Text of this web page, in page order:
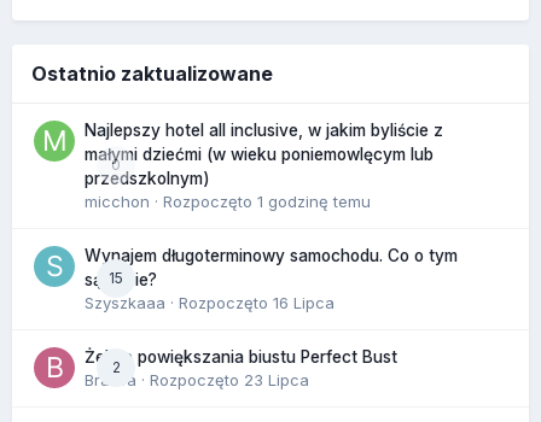
Ostatnio zaktualizowane
0
Najlepszy hotel all inclusive, w jakim byliście z
małymi dziećmi (w wieku poniemowlęcym lub
przedszkolnym)
micchon · Rozpoczęto 1 godzinę temu
15
Wynajem długoterminowy samochodu. Co o tym
sądzicie?
Szyszkaaa · Rozpoczęto 16 Lipca
2
Żel do powiększania biustu Perfect Bust
Bravva · Rozpoczęto 23 Lipca